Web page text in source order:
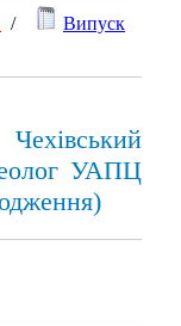
/
Випуск
УАПЦ